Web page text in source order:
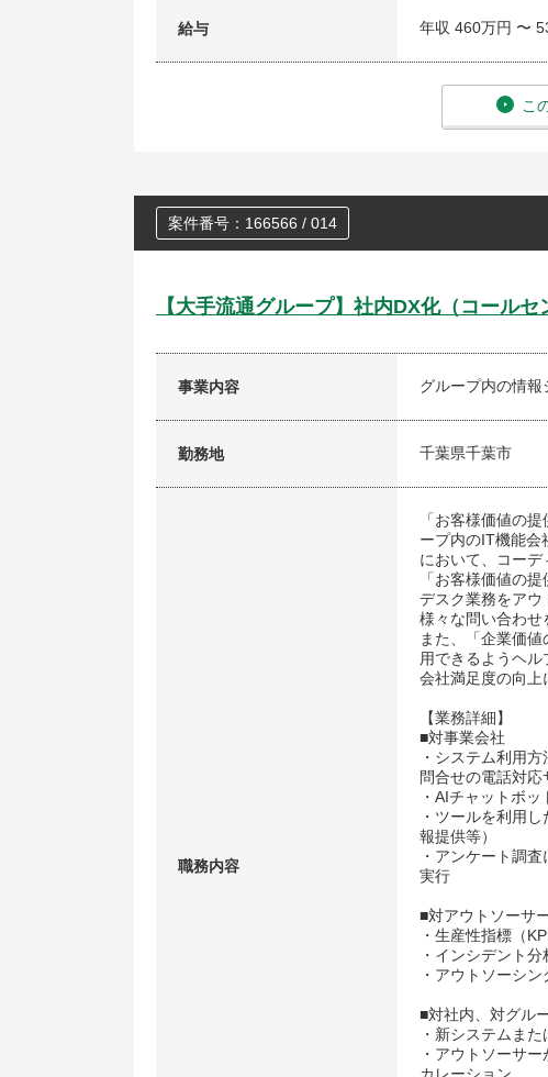
給与 年収 460万円 〜
こ
案件番号：166566 / 014
【大手流通グループ】社内DX化（コール
事業内容 グループ内の情報
勤務地 千葉県千葉市
職務内容
「お客様価値の
ープ内のIT機能会
において、コーデ
「お客様価値の
デスク業務をア
様々な問い合わせ
また、「企業価
用できるようヘ
会社満足度の向上
【業務詳細】
■対事業会社
・システム利用
問合せの電話対応
・AIチャットボ
・ツールを利用
報提供等）
・アンケート調
実行
■対アウトソーサ
・生産性指標（
・インシデント
・アウトソーシ
■対社内、対グル
・新システムま
・アウトソーサ